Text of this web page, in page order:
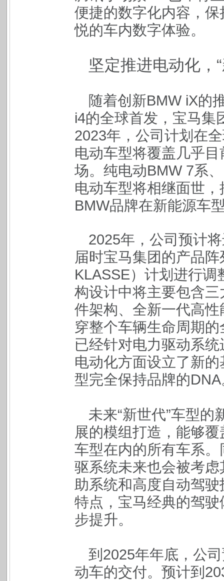
便捷的数字化内容，
悦的车内数字体验。
坚定推进电动化，
随着创新BMW iX的
i4的全球首发，宝马集
2023年，公司计划在
电动车型将覆盖几乎
场。纯电动BMW 7系
电动车型将相继面世
BMW品牌在新能源车
2025年，公司预计
届时宝马集团的产品阵
KLASSE）计划进行调
构设计中将主要包含
件架构、全新一代高
穿整个车辆生命周期
已经针对电力驱动系
电动化方面设立了新
型完全保持品牌的
未来“新世代”车型
展的模组打造，能够
车型在内的所有车系
驱系统未来也会被考
助系统和高度自动驾
特点，宝马经典的驾驶
步提升。
到2025年年底，公
动车的交付。预计到